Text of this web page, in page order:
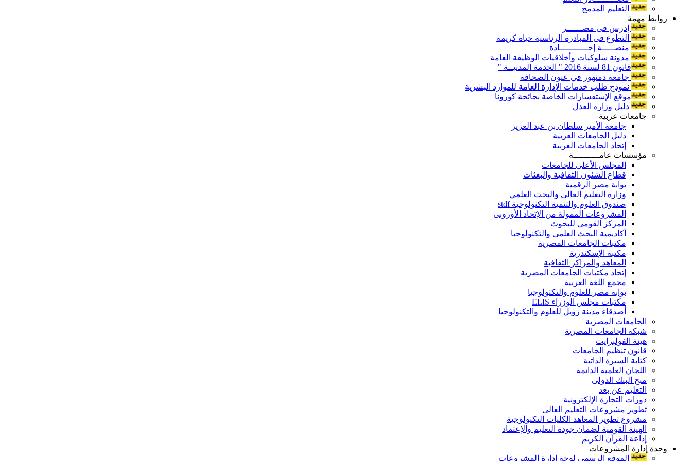
التعليم المدمج
روابط مهمة
إدرس فى مصــــــر
التطوع فى المبادرة الرئاسية حياة كريمة
منصـــــة إجـــــــــــادة
مدونة سلوكيات وأخلاقيات الوظيفة العامة
قانون 81 لسنة 2016 " الخدمة المدنيــة "
جامعة دمنهور في عيون الصحافة
نموذج طلب خدمات الإدارة العامة للموارد البشرية
موقع الإستفسارات الخاصة بجائحة كورونا
دليل وزارة العدل
جامعات عربية
جامعة الأمير سلطان بن عبد العزيز
دليل الجامعات العربية
إتحاد الجامعات العربية
مؤسسات عامــــــــــة
المجلس الأعلى للجامعات
قطاع الشئون الثقافية والبعثات
بوابة مصر الرقمية
وزارة التعليم العالى والبحث العلمي
صندوق العلوم والتنمية التكنولوجية stdf
المشروعات الممولة من الإتحاد الأوروبى
المركز القومى للبحوث
أكاديمية البحث العلمى والتكنولوجيا
مكتبات الجامعات المصرية
مكتبة الإسكندرية
المعاهد والمراكز الثقافية
إتحاد مكتبات الجامعات المصرية
مجمع اللغة العربية
بوابة مصر للعلوم والتكتولوجيا
مكتبات مجلس الوزراء ELIS
أصدقاء مدينة زويل للعلوم والتكنولوجيا
الجامعات المصرية
شبكة الجامعات المصرية
هيئة الفولبرايت
قانون تنظيم الجامعات
كتابة السيرة الذاتية
اللجان العلمية الدائمة
منح البنك الدولى
التعليم عن بعد
دورات التجارة الإلكترونية
تطوير مشروعات التعليم العالى
مشروع تطوير المعاهد الكليات التكنولوجية
الهيئة القومية لضمان جودة التعليم والإعتماد
إذاعة القرآن الكريم
وحدة إدارة المشروعات
الموقع الرسمى لوحة إدارة المشروعات